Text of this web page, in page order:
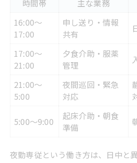
時間帯 主な業務
16:00～
17:00
申し送り・情報
共有
17:00～
21:00
夕食介助・服薬
管理
21:00～
5:00
夜間巡回・緊急
対応
5:00～9:00
起床介助・朝食
準備
夜勤専従という働き方は、日中と